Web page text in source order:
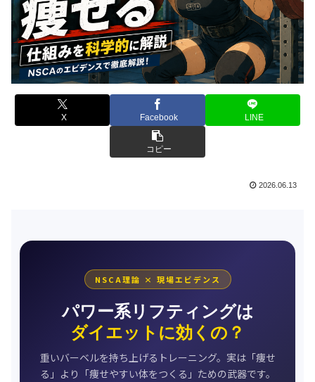
X Facebook LINE
コピー
2026.06.13
NSCA理論 × 現場エビデンス
パワー系リフティングは
ダイエットに効くの？
重いバーベルを持ち上げるトレーニング。実は「痩せ
る」より「痩せやすい体をつくる」ための武器です。